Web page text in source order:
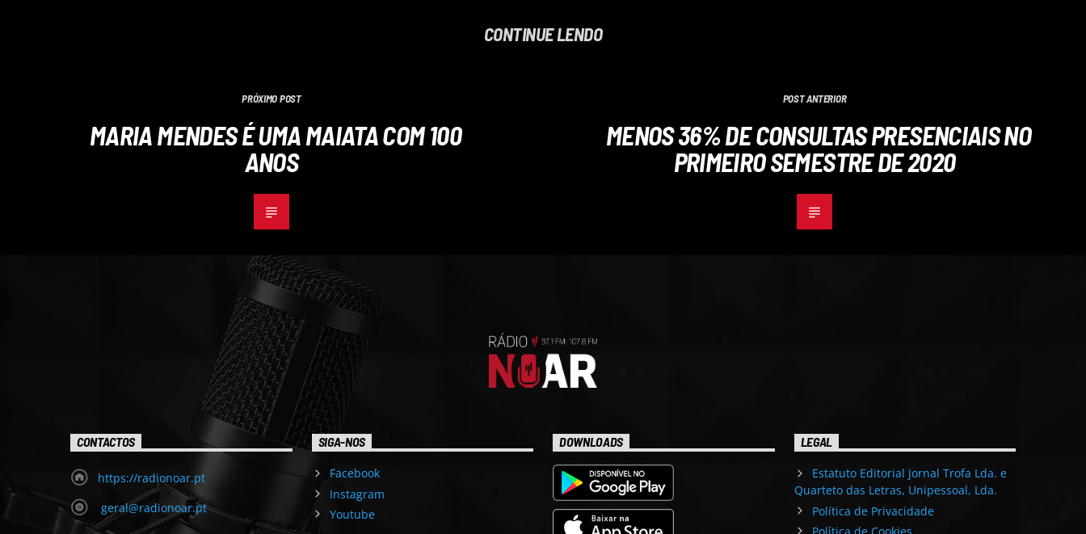
CONTINUE LENDO
PRÓXIMO POST
MARIA MENDES É UMA MAIATA COM 100
ANOS
POST ANTERIOR
MENOS 36% DE CONSULTAS PRESENCIAIS NO
PRIMEIRO SEMESTRE DE 2020
CONTACTOS
https://radionoar.pt
geral@radionoar.pt
SIGA-NOS
Facebook
Instagram
Youtube
DOWNLOADS LEGAL
Estatuto Editorial Jornal Trofa Lda. e
Quarteto das Letras, Unipessoal, Lda.
Política de Privacidade